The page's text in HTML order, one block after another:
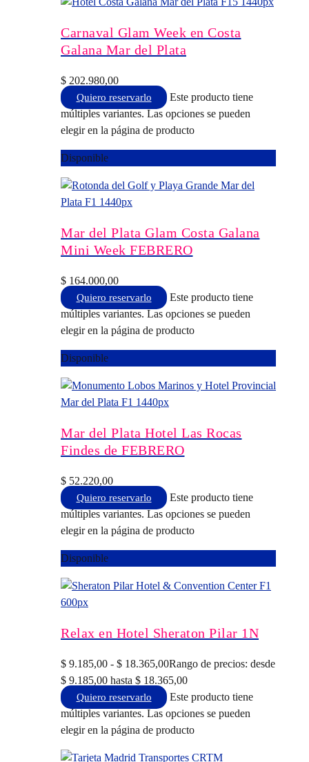
Carnaval Glam Week en Costa
Galana Mar del Plata
$ 202.980,00
Quiero reservarlo
Este producto tiene
múltiples variantes. Las opciones se pueden
elegir en la página de producto
Disponible
Mar del Plata Glam Costa Galana
Mini Week FEBRERO
$ 164.000,00
Quiero reservarlo
Este producto tiene
múltiples variantes. Las opciones se pueden
elegir en la página de producto
Disponible
Mar del Plata Hotel Las Rocas
Findes de FEBRERO
$ 52.220,00
Quiero reservarlo
Este producto tiene
múltiples variantes. Las opciones se pueden
elegir en la página de producto
Disponible
Relax en Hotel Sheraton Pilar 1N
$ 9.185,00 - $ 18.365,00Rango de precios: desde
$ 9.185,00 hasta $ 18.365,00
Quiero reservarlo
Este producto tiene
múltiples variantes. Las opciones se pueden
elegir en la página de producto